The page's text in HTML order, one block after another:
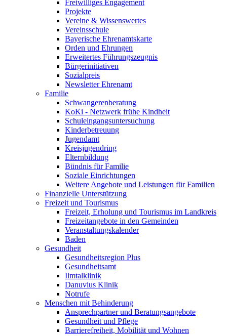
Freiwilliges Engagement
Projekte
Vereine & Wissenswertes
Vereinsschule
Bayerische Ehrenamtskarte
Orden und Ehrungen
Erweitertes Führungszeugnis
Bürgerinitiativen
Sozialpreis
Newsletter Ehrenamt
Familie
Schwangerenberatung
KoKi - Netzwerk frühe Kindheit
Schuleingangsuntersuchung
Kinderbetreuung
Jugendamt
Kreisjugendring
Elternbildung
Bündnis für Familie
Soziale Einrichtungen
Weitere Angebote und Leistungen für Familien
Finanzielle Unterstützung
Freizeit und Tourismus
Freizeit, Erholung und Tourismus im Landkreis
Freizeitangebote in den Gemeinden
Veranstaltungskalender
Baden
Gesundheit
Gesundheitsregion Plus
Gesundheitsamt
Ilmtalklinik
Danuvius Klinik
Notrufe
Menschen mit Behinderung
Ansprechpartner und Beratungsangebote
Gesundheit und Pflege
Barrierefreiheit, Mobilität und Wohnen